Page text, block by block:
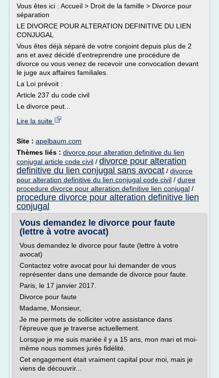
Vous êtes ici : Accueil > Droit de la famille > Divorce pour
séparation
LE DIVORCE POUR ALTERATION DEFINITIVE DU LIEN
CONJUGAL
Vous êtes déjà séparé de votre conjoint depuis plus de 2
ans et avez décidé d'entreprendre une procédure de
divorce ou vous venez de recevoir une convocation devant
le juge aux affaires familiales.
La Loi prévoit :
Article 237 du code civil
Le divorce peut...
Lire la suite
Site : apelbaum.com
Thèmes liés : divorce pour alteration definitive du lien
conjugal article code civil / divorce pour alteration
definitive du lien conjugal sans avocat / divorce
pour alteration definitive du lien conjugal code civil / duree
procedure divorce pour alteration definitive lien conjugal /
procedure divorce pour alteration definitive lien
conjugal
Vous demandez le divorce pour faute
(lettre à votre avocat)
Vous demandez le divorce pour faute (lettre à votre
avocat)
Contactez votre avocat pour lui demander de vous
représenter dans une demande de divorce pour faute.
Paris, le 17 janvier 2017.
Divorce pour faute
Madame, Monsieur,
Je me permets de solliciter votre assistance dans
l'épreuve que je traverse actuellement.
Lorsque je me suis mariée il y a 15 ans, mon mari et moi-
même nous sommes jurés fidélité.
Cet engagement était vraiment capital pour moi, mais je
viens de découvrir...